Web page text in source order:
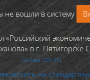
не вошли в систему
в г. Пятигорске
На базе СЭО 3KL
на